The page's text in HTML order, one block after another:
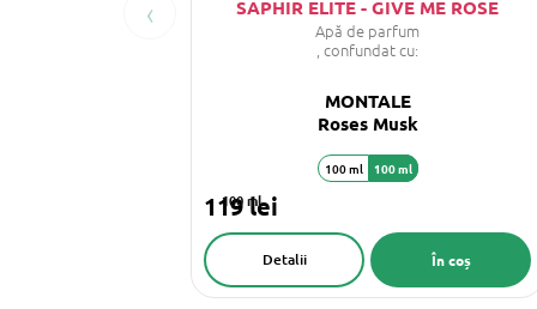
‹ SAPHIR ELITE - GIVE ME ROSE
Apă de parfum
, confundat cu:
MONTALE
Roses Musk
100 ml
119 lei
În coș
Detalii
100 ml 100 ml